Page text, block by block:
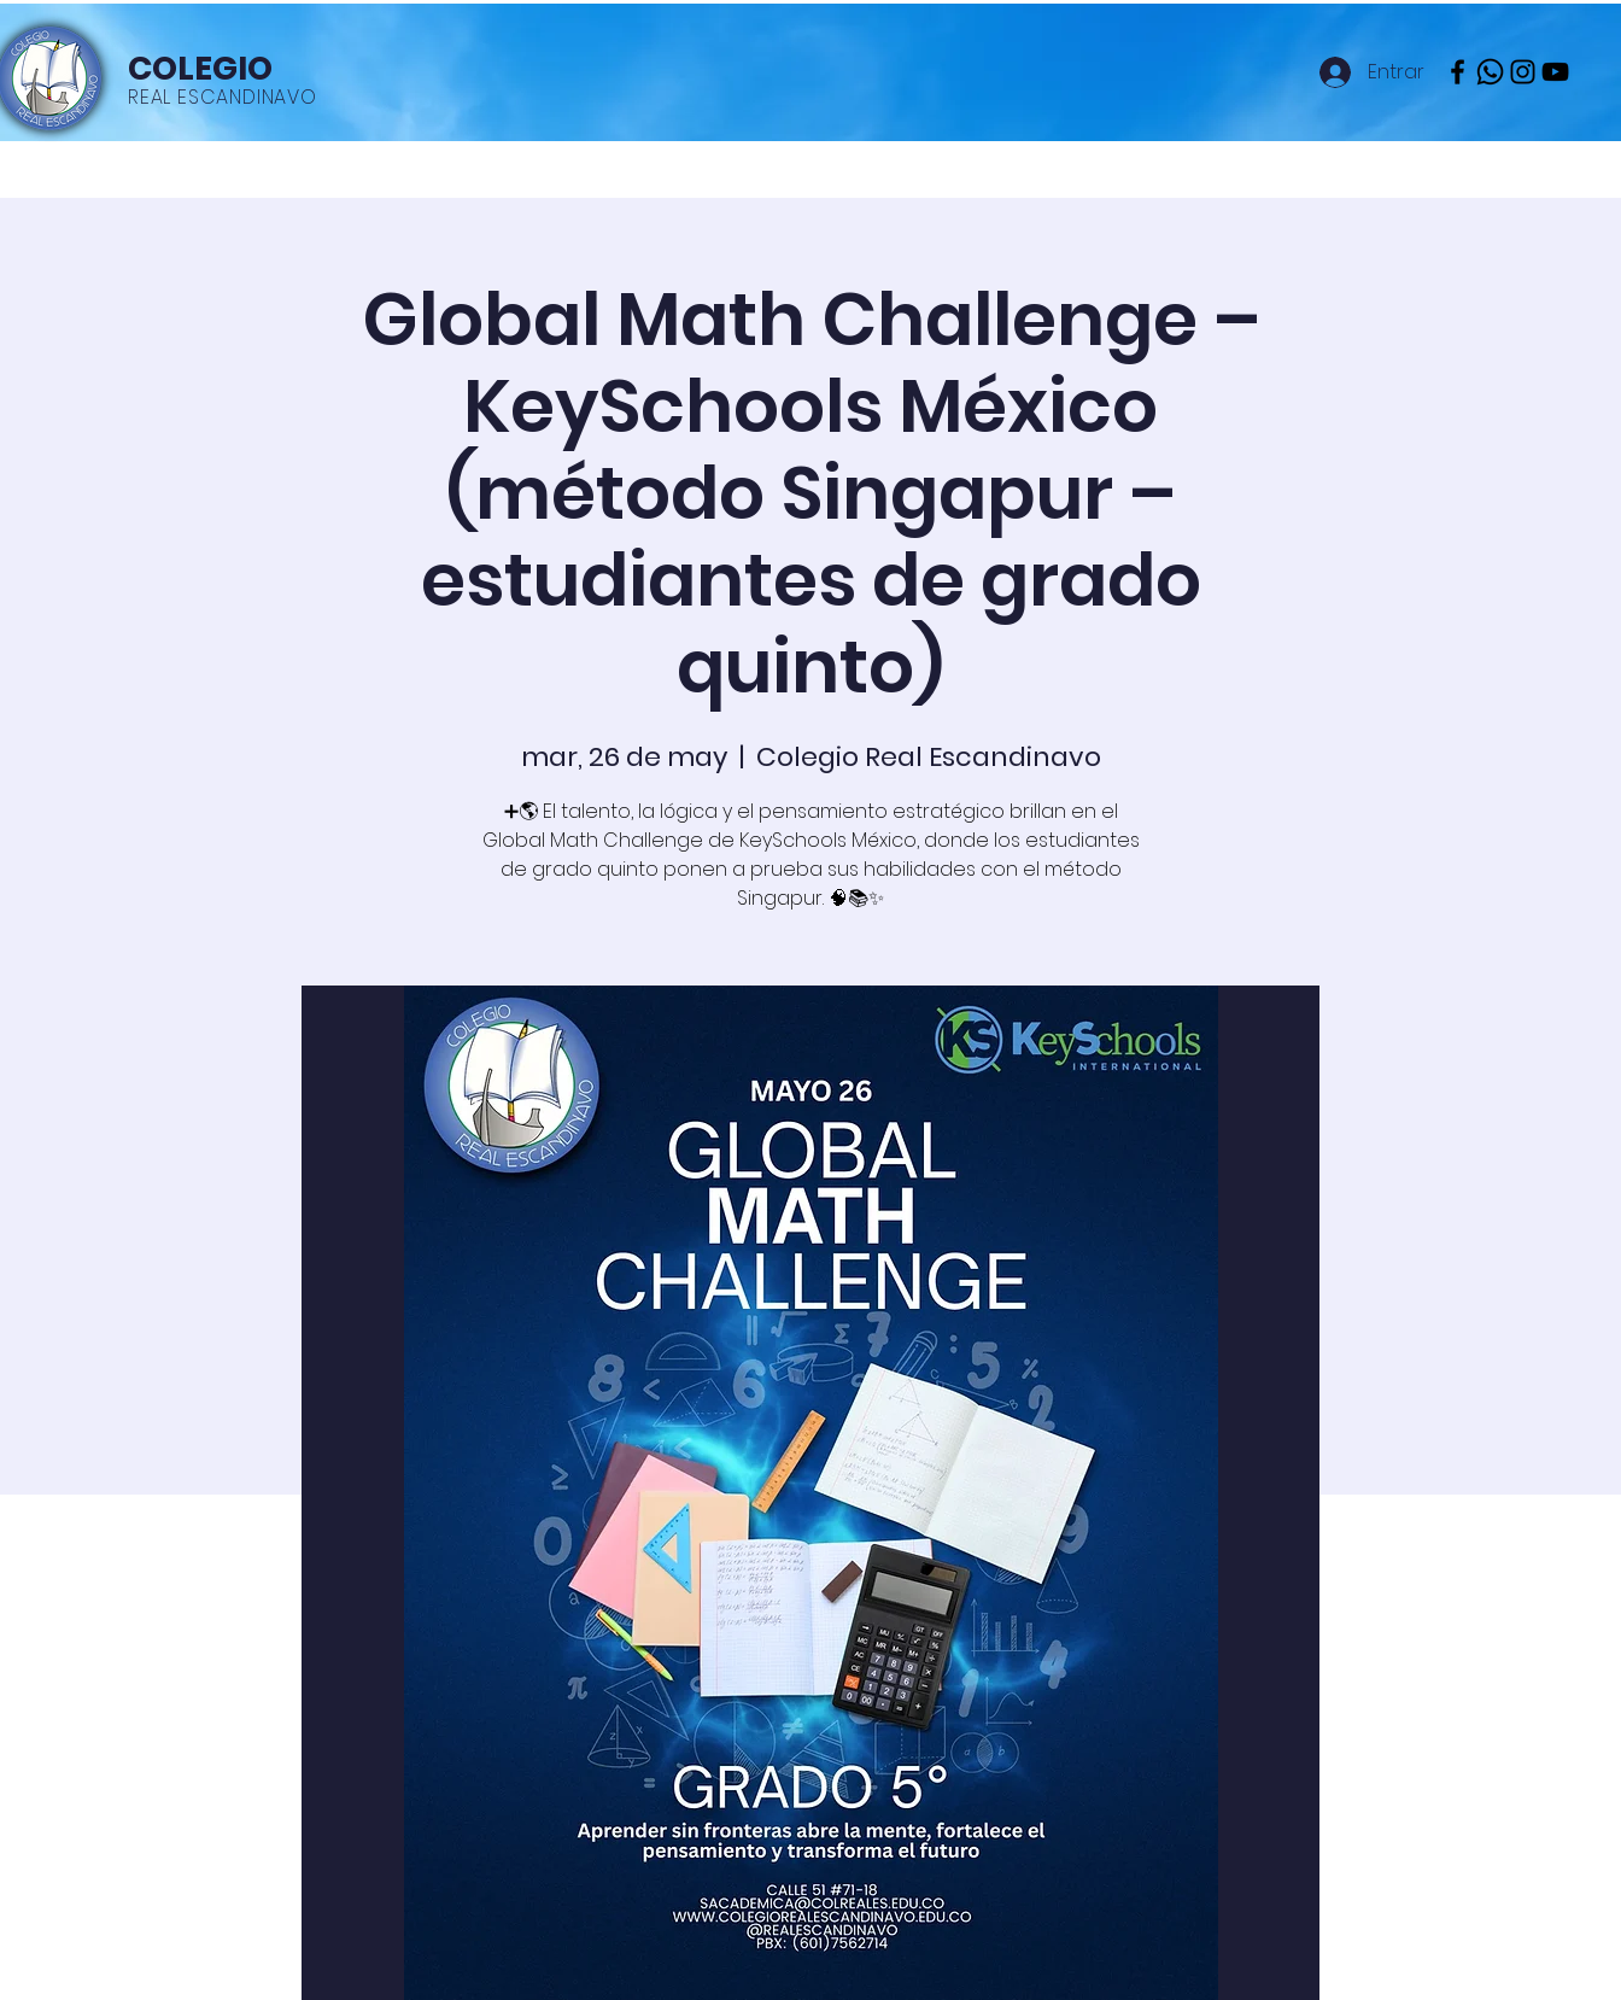
COLEGIO
REAL ESCANDINAVO
Entrar
Global Math Challenge –
KeySchools México
(método Singapur –
estudiantes de grado
quinto)
mar, 26 de may
  |
Colegio Real Escandinavo
➕🌎 El talento, la lógica y el pensamiento estratégico brillan en el
Global Math Challenge de KeySchools México, donde los estudiantes
de grado quinto ponen a prueba sus habilidades con el método
Singapur. 🧠📚✨